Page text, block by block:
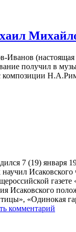
(настоящая
получил в
композиции
7 (19) января
Исаковского
Исаковского
«Одинокая
комментарий